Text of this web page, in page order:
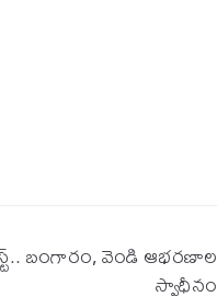
బంగారం, వెండి ఆభరణాల
స్వాధీనం